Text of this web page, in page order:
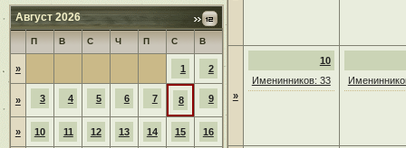
Август 2026
П В С Ч П С В
» 1 2
» 3 4 5 6 7 8 9
» 10 11 12 13 14 15 16
»
10
Именинников: 33